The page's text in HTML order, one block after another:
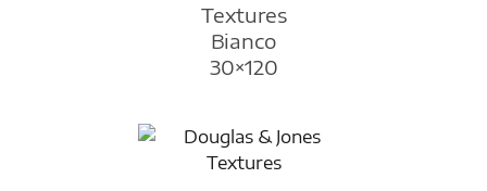
Textures
Bianco
30×120